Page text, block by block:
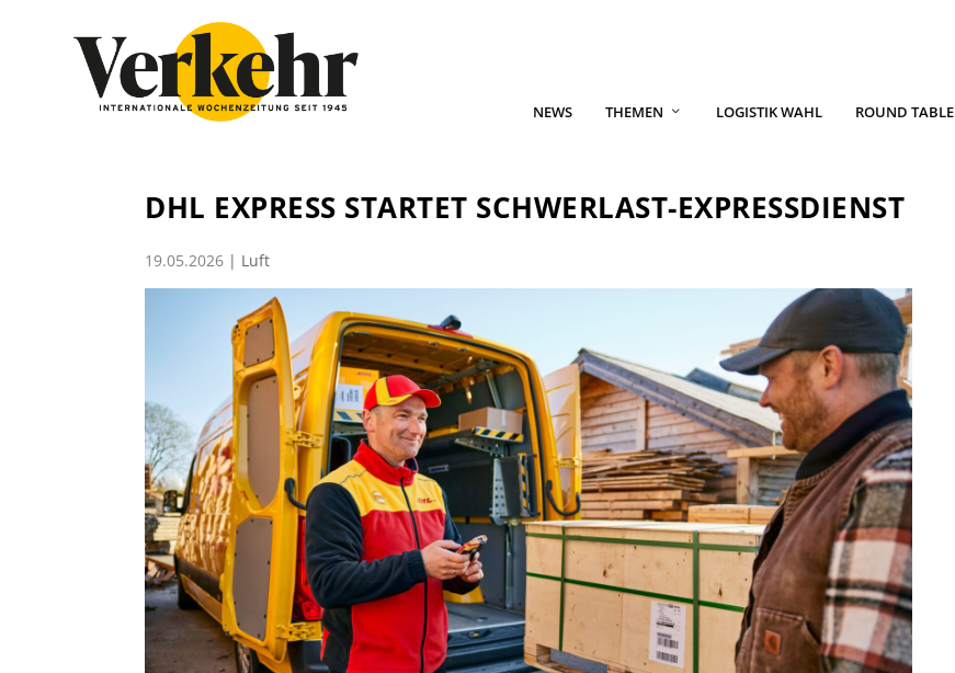
NEWS THEMEN LOGISTIK WAHL ROUND TABLE
DHL EXPRESS STARTET SCHWERLAST-EXPRESSDIENST
19.05.2026 | Luft